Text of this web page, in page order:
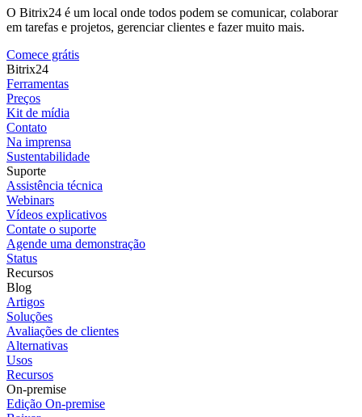
O Bitrix24 é um local onde todos podem se comunicar, colaborar
em tarefas e projetos, gerenciar clientes e fazer muito mais.
Comece grátis
Bitrix24
Ferramentas
Preços
Kit de mídia
Contato
Na imprensa
Sustentabilidade
Suporte
Assistência técnica
Webinars
Vídeos explicativos
Contate o suporte
Agende uma demonstração
Status
Recursos
Blog
Artigos
Soluções
Avaliações de clientes
Alternativas
Usos
Recursos
On-premise
Edição On-premise